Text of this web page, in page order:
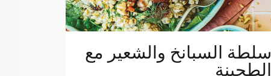
سلطة السبانخ والشعير مع
الطحينة